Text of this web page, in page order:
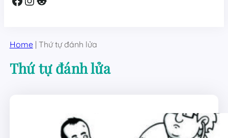
Home | Thứ tự đánh lửa
Thứ tự đánh lửa